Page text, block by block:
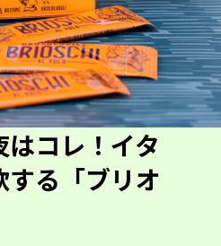
コレ！イタ
する「ブリオ